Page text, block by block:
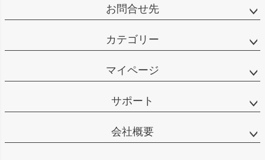
お問合せ先
カテゴリー
マイページ
サポート
会社概要